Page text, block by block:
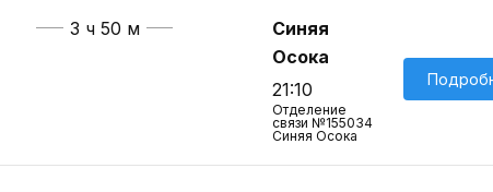
3 ч 50 м
Синяя
Осока
21:10
Отделение
связи №155034
Синяя Осока